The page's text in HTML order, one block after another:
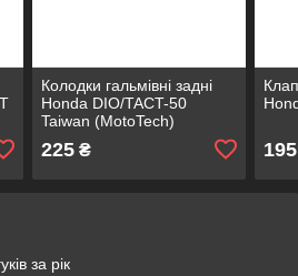
Колодки гальмівні задні
Honda DIO/TACT-50
Taiwan (MotoTech)
225₴ 195
за рік